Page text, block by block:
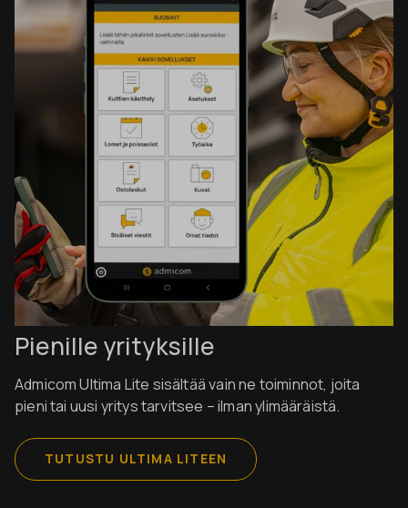
Pienille yrityksille
Admicom Ultima Lite sisältää vain ne toiminnot, joita
pieni tai uusi yritys tarvitsee – ilman ylimääräistä.
TUTUSTU ULTIMA LITEEN